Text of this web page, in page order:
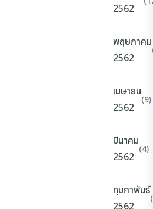
2562
พฤษภาคม
2562
เมษายน
2562
(9)
มีนาคม
2562
(4)
กุมภาพันธ์